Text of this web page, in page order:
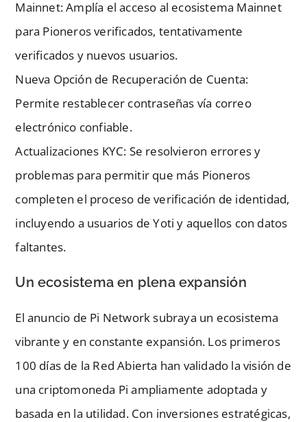
Mainnet: Amplía el acceso al ecosistema Mainnet
para Pioneros verificados, tentativamente
verificados y nuevos usuarios.
Nueva Opción de Recuperación de Cuenta:
Permite restablecer contraseñas vía correo
electrónico confiable.
Actualizaciones KYC: Se resolvieron errores y
problemas para permitir que más Pioneros
completen el proceso de verificación de identidad,
incluyendo a usuarios de Yoti y aquellos con datos
faltantes.
Un ecosistema en plena expansión
El anuncio de Pi Network subraya un ecosistema
vibrante y en constante expansión. Los primeros
100 días de la Red Abierta han validado la visión de
una criptomoneda Pi ampliamente adoptada y
basada en la utilidad. Con inversiones estratégicas,